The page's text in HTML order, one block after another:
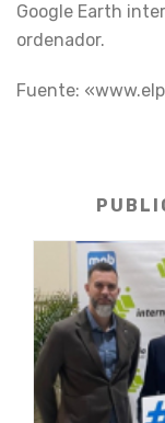
Google Earth
ordenador.
Fuente: